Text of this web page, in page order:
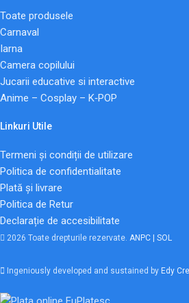
Toate produsele
Carnaval
Iarna
Camera copilului
Jucarii educative si interactive
Anime – Cosplay – K‑POP
Linkuri Utile
Termeni și condiții de utilizare
Politica de confidentialitate
Plată și livrare
Politica de Retur
Declarație de accesibilitate
2026 Toate drepturile rezervate. ANPC | SOL
Ingeniously developed and sustained by Edy